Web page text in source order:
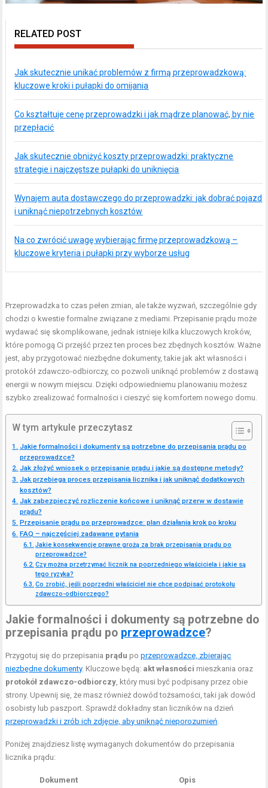
RELATED POST
Jak skutecznie unikać problemów z firmą przeprowadzkową:
kluczowe kroki i pułapki do omijania
Co kształtuje cenę przeprowadzki i jak mądrze planować, by nie
przepłacić
Jak skutecznie obniżyć koszty przeprowadzki: praktyczne
strategie i najczęstsze pułapki do uniknięcia
Wynajem auta dostawczego do przeprowadzki: jak dobrać pojazd
i uniknąć niepotrzebnych kosztów
Na co zwrócić uwagę wybierając firmę przeprowadzkową –
kluczowe kryteria i pułapki przy wyborze usług
Przeprowadzka to czas pełen zmian, ale także wyzwań, szczególnie gdy
chodzi o kwestie formalne związane z mediami. Przepisanie prądu może
wydawać się skomplikowane, jednak istnieje kilka kluczowych kroków,
które pomogą Ci przejść przez ten proces bez zbędnych kosztów. Ważne
jest, aby przygotować niezbędne dokumenty, takie jak akt własności i
protokół zdawczo-odbiorczy, co pozwoli uniknąć problemów z dostawą
energii w nowym miejscu. Dzięki odpowiedniemu planowaniu możesz
szybko zrealizować formalności i cieszyć się komfortem nowego domu.
W tym artykule przeczytasz
Jakie formalności i dokumenty są potrzebne do przepisania prądu po
przeprowadzce?
Jak złożyć wniosek o przepisanie prądu i jakie są dostępne metody?
Jak przebiega proces przepisania licznika i jak uniknąć dodatkowych
kosztów?
Jak zabezpieczyć rozliczenie końcowe i uniknąć przerw w dostawie
prądu?
Przepisanie prądu po przeprowadzce: plan działania krok po kroku
FAQ – najczęściej zadawane pytania
Jakie konsekwencje prawne grożą za brak przepisania prądu po
przeprowadzce?
Czy można przetrzymać licznik na poprzedniego właściciela i jakie są
tego ryzyka?
Co zrobić, jeśli poprzedni właściciel nie chce podpisać protokołu
zdawczo-odbiorczego?
Jakie formalności i dokumenty są potrzebne do
przepisania prądu po przeprowadzce?
Przygotuj się do przepisania prądu poprzeprowadzce, zbierając
niezbędne dokumenty. Kluczowe będą: akt własności mieszkania oraz
protokół zdawczo-odbiorczy, który musi być podpisany przez obie
strony. Upewnij się, że masz również dowód tożsamości, taki jak dowód
osobisty lub paszport. Sprawdź dokładny stan liczników na dzień
przeprowadzki i zrób ich zdjęcie, aby uniknąć nieporozumień.
Poniżej znajdziesz listę wymaganych dokumentów do przepisania
licznika prądu:
Dokument Opis